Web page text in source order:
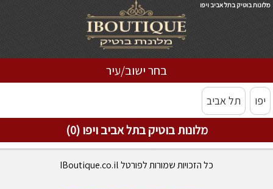
מלונות בוטיק בתל אביב ויפו
בחר ישוב/עיר
יפו תל אביב
מלונות בוטיק בתל אביב ויפו (0)
כל הזכויות שמורות לפורטל IBoutique.co.il